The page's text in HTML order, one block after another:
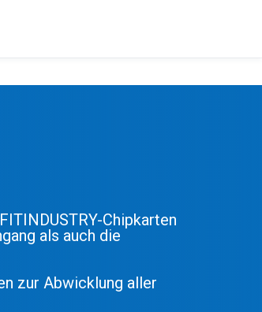
Chipkarten
als auch die
zur Abwicklung aller